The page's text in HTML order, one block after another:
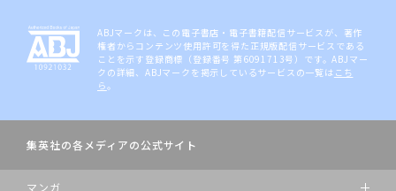
ABJマークは、この電子書店・電子書籍配信サービスが、著作
権者からコンテンツ使用許可を得た正規版配信サービスである
ことを示す登録商標（登録番号 第6091713号）です。ABJマー
クの詳細、ABJマークを掲示しているサービスの一覧は こち
ら。
集英社の各メディアの公式サイト
マンガ